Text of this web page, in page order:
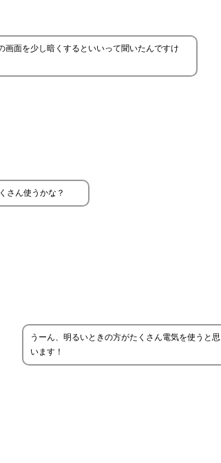
画面を少し暗くするといいって聞いたんですけ
さん使うかな？
うーん、明るいときの方がたくさん電気を使うと思
います！